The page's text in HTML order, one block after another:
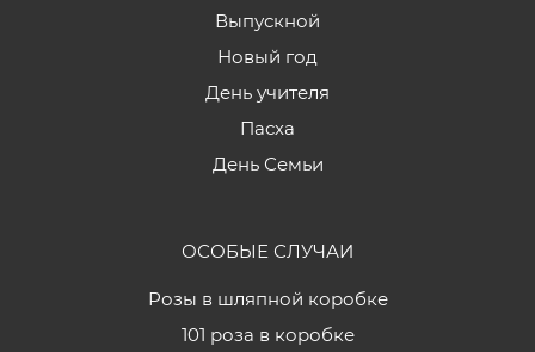
Выпускной
Новый год
День учителя
Пасха
День Семьи
ОСОБЫЕ СЛУЧАИ
Розы в шляпной коробке
101 роза в коробке